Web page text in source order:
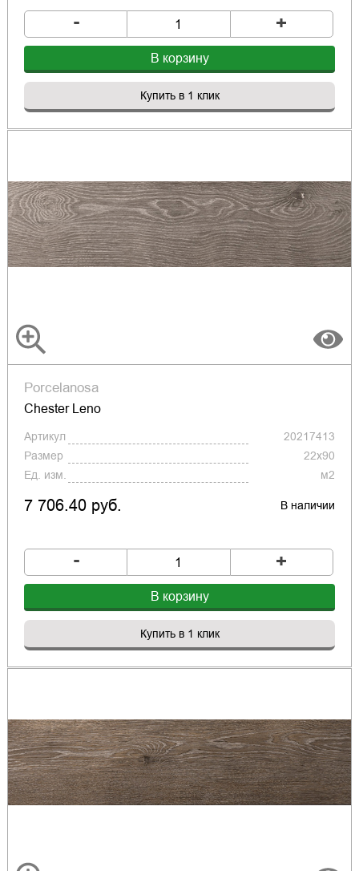
- +
В корзину
Купить в 1 клик
Porcelanosa
Chester Leno
Артикул
20217413
Размер
22x90
Ед. изм.
м2
7 706.40 руб. В наличии
- +
В корзину
Купить в 1 клик